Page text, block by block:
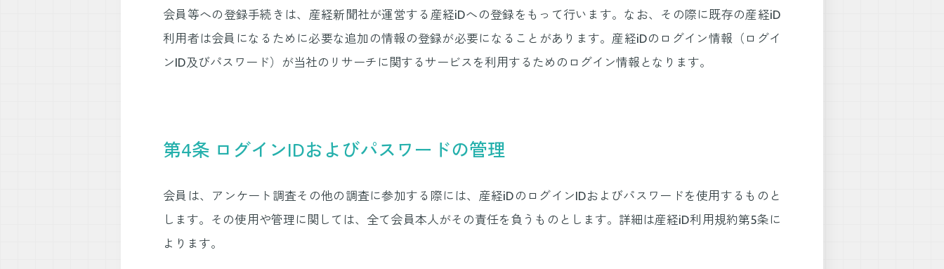
会員等への登録手続きは、産経新聞社が運営する産経iDへの登録をもって行います。なお、その際に既存の産経iD
利用者は会員になるために必要な追加の情報の登録が必要になることがあります。産経iDのログイン情報（ログイ
ンID及びパスワード）が当社のリサーチに関するサービスを利用するためのログイン情報となります。
第4条 ログインIDおよびパスワードの管理
会員は、アンケート調査その他の調査に参加する際には、産経iDのログインIDおよびパスワードを使用するものと
します。その使用や管理に関しては、全て会員本人がその責任を負うものとします。詳細は産経iD利用規約第5条に
よります。